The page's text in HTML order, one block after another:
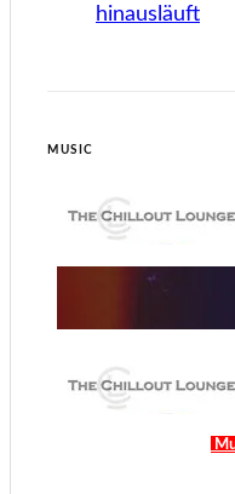
hinausläuft
MUSIC